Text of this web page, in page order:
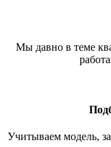
Мы давно в теме
Учитываем модель,